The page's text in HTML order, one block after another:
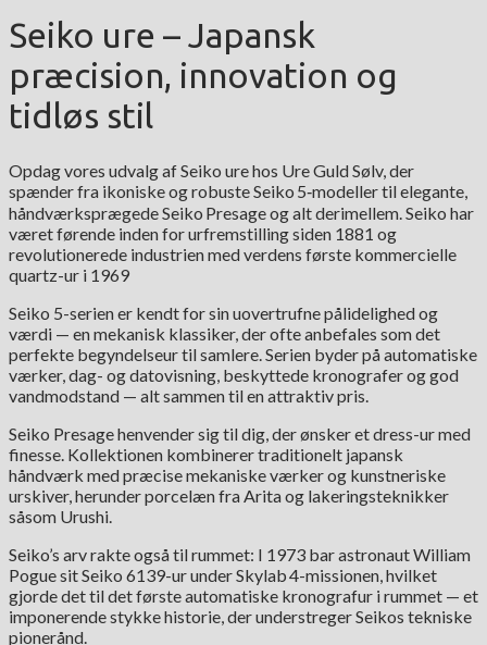
Seiko ure – Japansk
præcision, innovation og
tidløs stil
Opdag vores udvalg af Seiko ure hos Ure Guld Sølv, der
spænder fra ikoniske og robuste Seiko 5‑modeller til elegante,
håndværksprægede Seiko Presage og alt derimellem. Seiko har
været førende inden for urfremstilling siden 1881 og
revolutionerede industrien med verdens første kommercielle
quartz-ur i 1969
Seiko 5-serien er kendt for sin uovertrufne pålidelighed og
værdi — en mekanisk klassiker, der ofte anbefales som det
perfekte begyndelseur til samlere. Serien byder på automatiske
værker, dag- og datovisning, beskyttede kronografer og god
vandmodstand — alt sammen til en attraktiv pris.
Seiko Presage henvender sig til dig, der ønsker et dress-ur med
finesse. Kollektionen kombinerer traditionelt japansk
håndværk med præcise mekaniske værker og kunstneriske
urskiver, herunder porcelæn fra Arita og lakeringsteknikker
såsom Urushi.
Seiko’s arv rakte også til rummet: I 1973 bar astronaut William
Pogue sit Seiko 6139-ur under Skylab 4-missionen, hvilket
gjorde det til det første automatiske kronografur i rummet — et
imponerende stykke historie, der understreger Seikos tekniske
pionerånd.